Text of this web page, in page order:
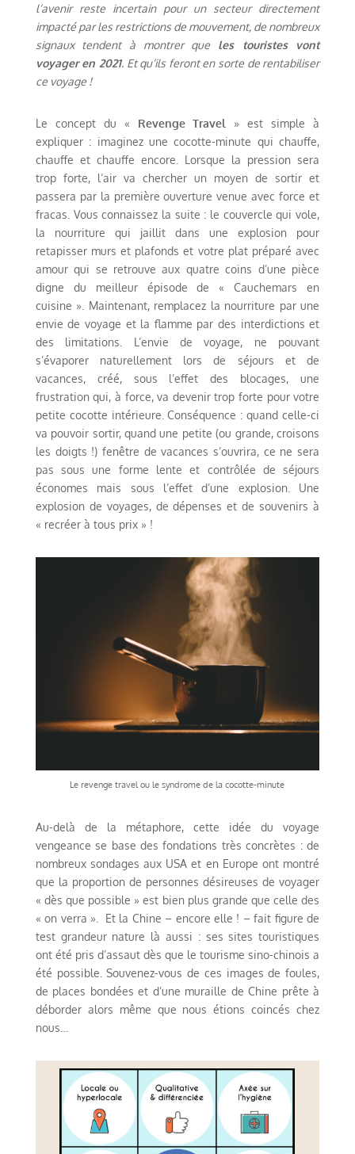
l’avenir reste incertain pour un secteur directement
impacté par les restrictions de mouvement, de nombreux
signaux tendent à montrer que les touristes vont
voyager en 2021. Et qu’ils feront en sorte de rentabiliser
ce voyage !
Le concept du « Revenge Travel
» est simple à
expliquer : imaginez une cocotte-minute qui chauffe,
chauffe et chauffe encore. Lorsque la pression sera
trop forte, l’air va chercher un moyen de sortir et
passera par la première ouverture venue avec force et
fracas. Vous connaissez la suite : le couvercle qui vole,
la nourriture qui jaillit dans une explosion pour
retapisser murs et plafonds et votre plat préparé avec
amour qui se retrouve aux quatre coins d’une pièce
digne du meilleur épisode de « Cauchemars en
cuisine ». Maintenant, remplacez la nourriture par une
envie de voyage et la flamme par des interdictions et
des limitations. L’envie de voyage, ne pouvant
s’évaporer naturellement lors de séjours et de
vacances, créé, sous l’effet des blocages, une
frustration qui, à force, va devenir trop forte pour votre
petite cocotte intérieure. Conséquence : quand celle-ci
va pouvoir sortir, quand une petite (ou grande, croisons
les doigts !) fenêtre de vacances s’ouvrira, ce ne sera
pas sous une forme lente et contrôlée de séjours
économes mais sous l’effet d’une explosion. Une
explosion de voyages, de dépenses et de souvenirs à
« recréer à tous prix » !
Le revenge travel ou le syndrome de la cocotte-minute
Au-delà de la métaphore, cette idée du voyage
vengeance se base des fondations très concrètes : de
nombreux sondages aux USA et en Europe ont montré
que la proportion de personnes désireuses de voyager
« dès que possible » est bien plus grande que celle des
« on verra ». Et la Chine – encore elle ! – fait figure de
test grandeur nature là aussi : ses sites touristiques
ont été pris d’assaut dès que le tourisme sino-chinois a
été possible. Souvenez-vous de ces images de foules,
de places bondées et d’une muraille de Chine prête à
déborder alors même que nous étions coincés chez
nous…